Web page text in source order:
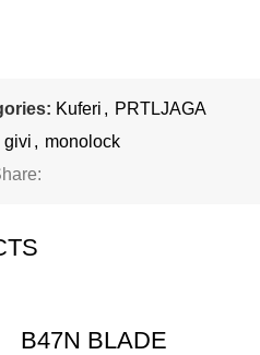
Kuferi , PRTLJAGA
givi , monolock
B47N BLADE